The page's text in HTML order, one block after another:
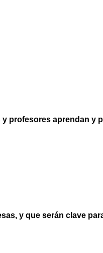
profesores aprendan y
y que serán clave